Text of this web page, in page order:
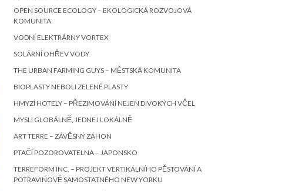
OPEN SOURCE ECOLOGY – EKOLOGICKÁ ROZVOJOVÁ
KOMUNITA
VODNÍ ELEKTRÁRNY VORTEX
SOLÁRNÍ OHŘEV VODY
THE URBAN FARMING GUYS – MĚSTSKÁ KOMUNITA
BIOPLASTY NEBOLI ZELENÉ PLASTY
HMYZÍ HOTELY – PŘEZIMOVÁNÍ NEJEN DIVOKÝCH VČEL
MYSLI GLOBÁLNĚ, JEDNEJ LOKÁLNĚ
ART TERRE – ZÁVĚSNÝ ZÁHON
PTAČÍ POZOROVATELNA – JAPONSKO
TERREFORM INC. – PROJEKT VERTIKÁLNÍHO PĚSTOVÁNÍ A
POTRAVINOVĚ SAMOSTATNÉHO NEW YORKU